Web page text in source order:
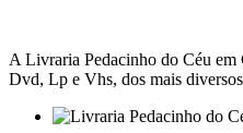
A Livraria Pedacinho do Céu em
Dvd, Lp e Vhs, dos mais